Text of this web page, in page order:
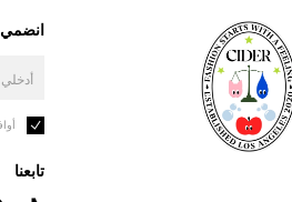
انضمي
تابعنا